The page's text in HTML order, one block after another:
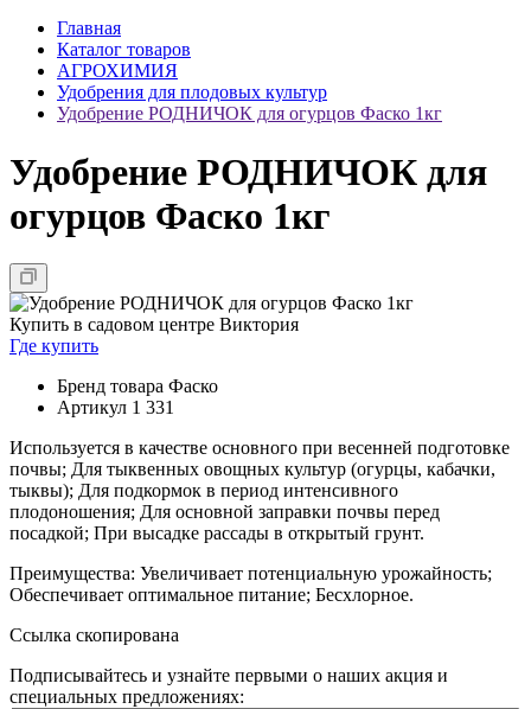
Главная
Каталог товаров
АГРОХИМИЯ
Удобрения для плодовых культур
Удобрение РОДНИЧОК для огурцов Фаско 1кг
Удобрение РОДНИЧОК для
огурцов Фаско 1кг
Купить в садовом центре Виктория
Где купить
Бренд товара Фаско
Артикул 1 331
Используется в качестве основного при весенней подготовке
почвы; Для тыквенных овощных культур (огурцы, кабачки,
тыквы); Для подкормок в период интенсивного
плодоношения; Для основной заправки почвы перед
посадкой; При высадке рассады в открытый грунт.
Преимущества: Увеличивает потенциальную урожайность;
Обеспечивает оптимальное питание; Бесхлорное.
Ссылка скопирована
Подписывайтесь и узнайте первыми о наших акция и
специальных предложениях: